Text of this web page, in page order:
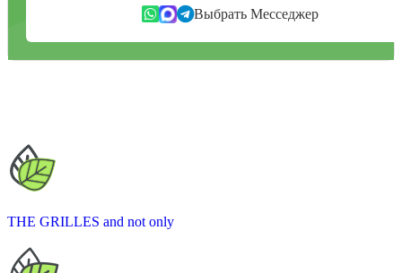
Выбрать Месседжер
THE GRILLES and not only